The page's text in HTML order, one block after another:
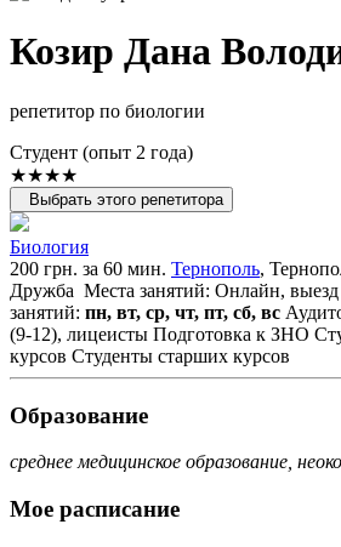
Козир Дана
репетитор по биологии
Cтудент (опыт 2 года)
★★★★
Выбрать этого репетитора
Биология
200 грн. за 60 мин. Тернополь,
Дружба Места занятий: Онлайн,
занятий: пн, вт, ср, чт, пт, сб, вс
(9-12), лицеисты Подготовка к ЗНО
курсов Студенты старших курсов
Образование
среднее медицинское образование,
Мое расписание